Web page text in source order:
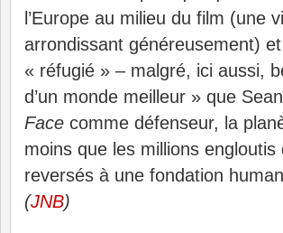
l’Europe au milieu du film (une
arrondissant généreusement)
« réfugié » – malgré, ici aussi,
d’un monde meilleur » que
Face comme défenseur, la
moins que les millions
reversés à une fondation
(JNB)